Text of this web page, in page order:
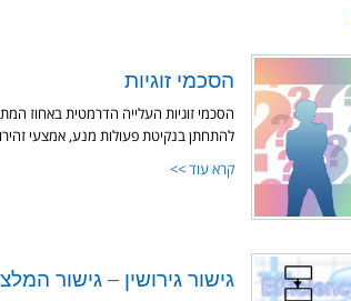
הסכמי זוגיות
הסכמי זוגיות העלייה הדרמטית באחוז
להתחתן בנקיטת פעולות מנע, אמצעי
קרא עוד >>
גישור גירושין – גישור